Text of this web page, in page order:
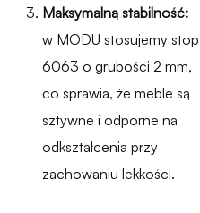
Maksymalną stabilność:
w MODU stosujemy stop
6063 o grubości 2 mm,
co sprawia, że meble są
sztywne i odporne na
odkształcenia przy
zachowaniu lekkości.